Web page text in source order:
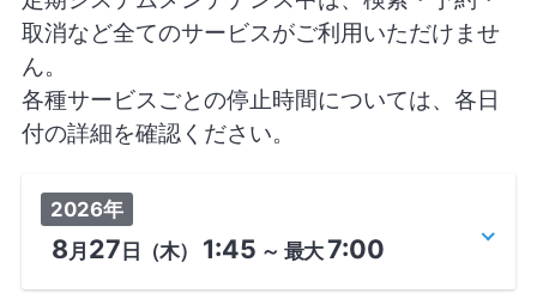
取消など全てのサービスがご利用いただけませ
ん。
各種サービスごとの停止時間については、各日
付の詳細を確認ください。
2026年
8月 27 日 （木） 1:45 ～ 最大7:00